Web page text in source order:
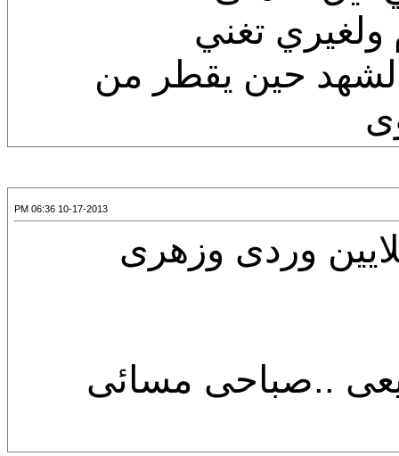
ولغيري تغني
حين يقطر من
10-17-2013 06:36 PM
وردى وزهرى
..صباحى مسائى